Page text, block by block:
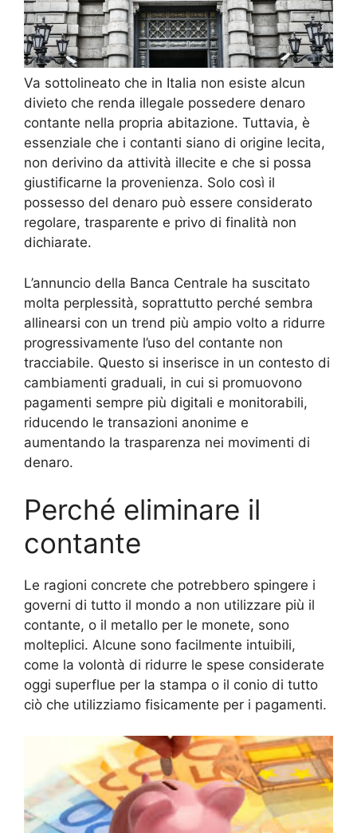
Va sottolineato che in Italia non esiste alcun
divieto che renda illegale possedere denaro
contante nella propria abitazione. Tuttavia, è
essenziale che i contanti siano di origine lecita,
non derivino da attività illecite e che si possa
giustificarne la provenienza. Solo così il
possesso del denaro può essere considerato
regolare, trasparente e privo di finalità non
dichiarate.
L’annuncio della Banca Centrale ha suscitato
molta perplessità, soprattutto perché sembra
allinearsi con un trend più ampio volto a ridurre
progressivamente l’uso del contante non
tracciabile. Questo si inserisce in un contesto di
cambiamenti graduali, in cui si promuovono
pagamenti sempre più digitali e monitorabili,
riducendo le transazioni anonime e
aumentando la trasparenza nei movimenti di
denaro.
Perché eliminare il
contante
Le ragioni concrete che potrebbero spingere i
governi di tutto il mondo a non utilizzare più il
contante, o il metallo per le monete, sono
molteplici. Alcune sono facilmente intuibili,
come la volontà di ridurre le spese considerate
oggi superflue per la stampa o il conio di tutto
ciò che utilizziamo fisicamente per i pagamenti.